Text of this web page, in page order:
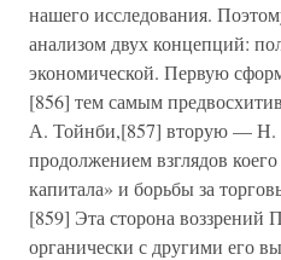
нашего исследования.
анализом двух концепций:
экономической. Первую
[856] тем самым
А. Тойнби,[857] вторую — Н.
продолжением взглядов
капитала» и борьбы за
[859] Эта сторона воззрений
органически с другими его